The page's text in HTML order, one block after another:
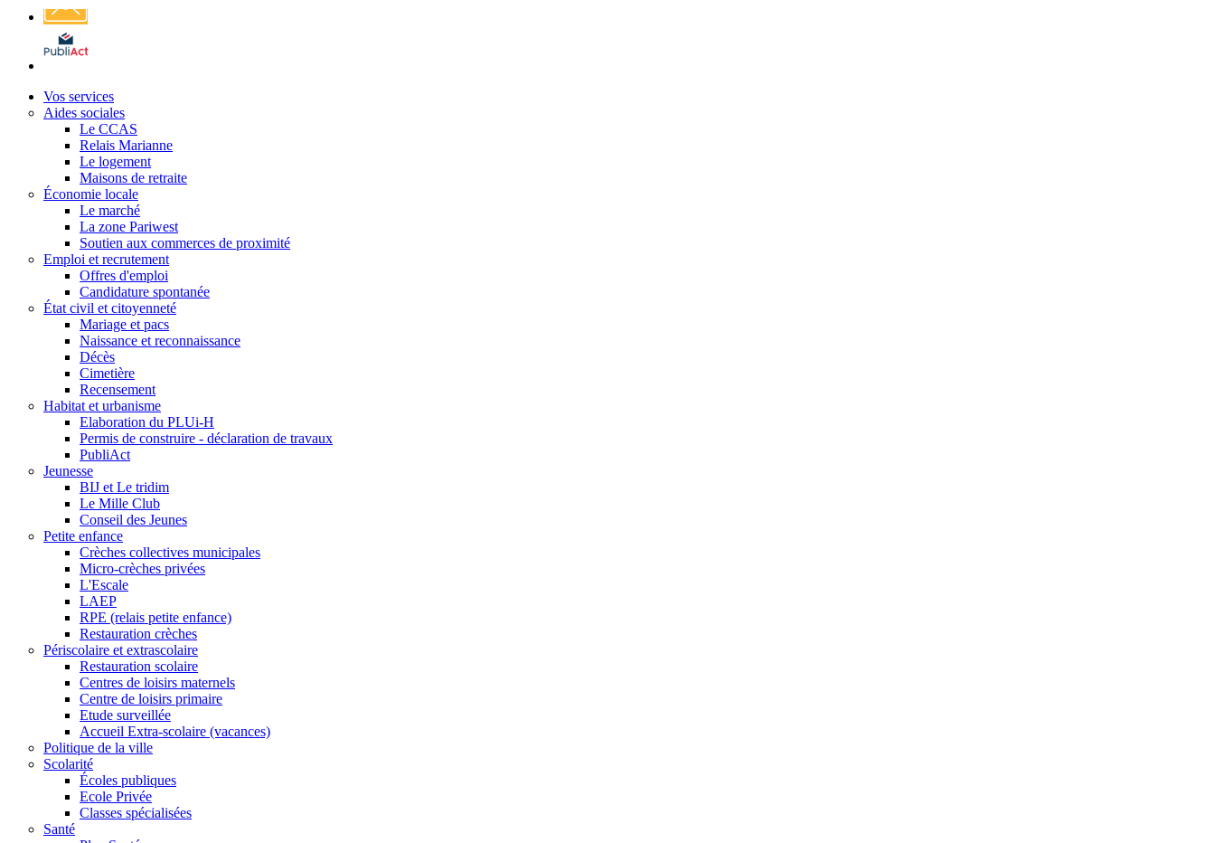
Affichage
légal
Vos services
Aides sociales
Le CCAS
Relais Marianne
Le logement
Maisons de retraite
Économie locale
Le marché
La zone Pariwest
Soutien aux commerces de proximité
Emploi et recrutement
Offres d'emploi
Candidature spontanée
État civil et citoyenneté
Mariage et pacs
Naissance et reconnaissance
Décès
Cimetière
Recensement
Habitat et urbanisme
Elaboration du PLUi-H
Permis de construire - déclaration de travaux
PubliAct
Jeunesse
BIJ et Le tridim
Le Mille Club
Conseil des Jeunes
Petite enfance
Crèches collectives municipales
Micro-crèches privées
L'Escale
LAEP
RPE (relais petite enfance)
Restauration crèches
Périscolaire et extrascolaire
Restauration scolaire
Centres de loisirs maternels
Centre de loisirs primaire
Etude surveillée
Accueil Extra-scolaire (vacances)
Politique de la ville
Scolarité
Écoles publiques
Ecole Privée
Classes spécialisées
Santé